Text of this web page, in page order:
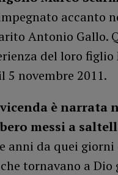
accanto
Antonio Gallo.
del loro
5 novembre 2011.
è narrata
messi a
anni da quei
tornavano a